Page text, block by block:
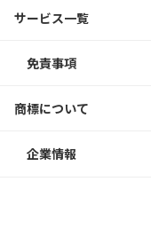
サービス一覧
免責事項
商標について
企業情報